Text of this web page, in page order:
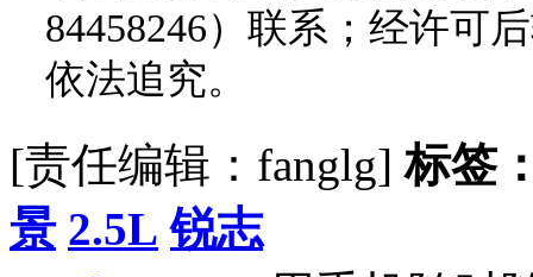
84458246）联系；经许可
依法追究。
[责任编辑：fanglg]标签
景 2.5L 锐志